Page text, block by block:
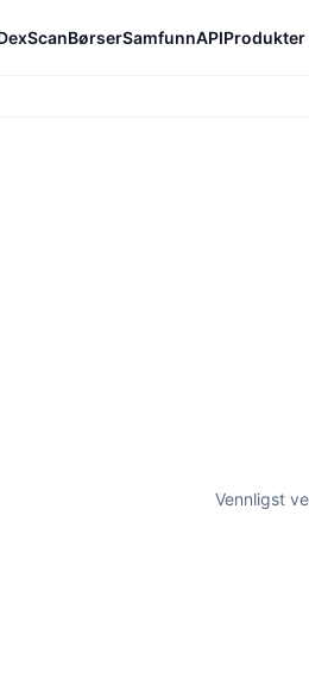
BørserSamfunnAPIProdukter
Vennligst